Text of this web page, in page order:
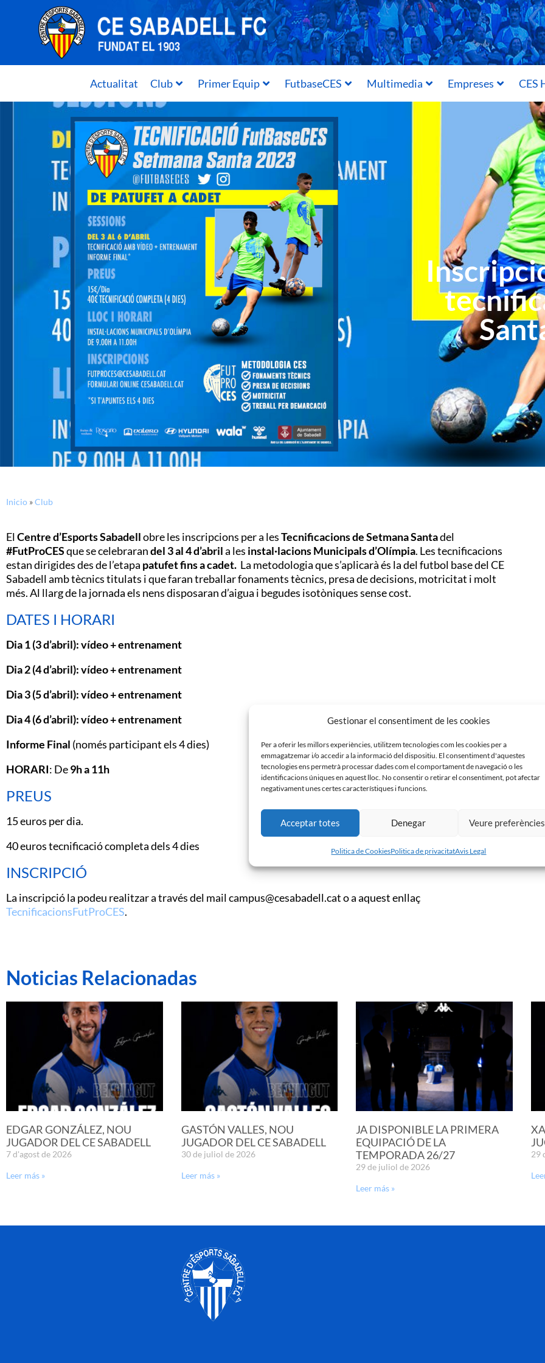
Gestionar el consentiment de les cookies
Per a oferir les millors experiències, utilitzem tecnologies com les cookies per a
emmagatzemar i/o accedir a la informació del dispositiu. El consentiment d'aquestes
tecnologies ens permetrà processar dades com el comportament de navegació o les
identificacions úniques en aquest lloc. No consentir o retirar el consentiment, pot afectar
negativament unes certes característiques i funcions.
Acceptar totes Denegar Veure preferències
Politica de CookiesPolitica de privacitatAvis Legal
Actualitat Club Primer Equip FutbaseCES Multimedia Empreses CES
Inicio »Club
ElCentre d’Esports Sabadellobre les inscripcions per a lesTecnificacions de Setmana Santadel
#FutProCESque se celebrarandel 3 al 4 d’abrila les instal·lacionsMunicipals d’Olímpia. Les tecnificacions
estan dirigides des de l’etapa patufet fins a cadet. La metodologia que s’aplicarà és la del futbol base del CE
Sabadell amb tècnics titulats i que faran treballar fonaments tècnics, presa de decisions, motricitat i molt
més. Al llarg de la jornada els nens disposaran d’aigua i begudes isotòniques sense cost.
DATES I HORARI
Dia 1 (3 d’abril): vídeo + entrenament
Dia 2 (4 d’abril): vídeo + entrenament
Dia 3 (5 d’abril): vídeo + entrenament
Dia 4 (6 d’abril): vídeo + entrenament
Informe Final (només participant els 4 dies)
HORARI: De9h a 11h
PREUS
15 euros per dia.
40 euros tecnificació completa dels 4 dies
INSCRIPCIÓ
La inscripció la podeu realitzar a través del mail campus@cesabadell.cat o a aquest enllaç
TecnificacionsFutProCES.
Noticias Relacionadas
EDGAR GONZÁLEZ, NOU
JUGADOR DEL CE SABADELL
7 d'agost de 2026
Leer más »
GASTÓN VALLES, NOU
JUGADOR DEL CE SABADELL
30 de juliol de 2026
Leer más »
JA DISPONIBLE LA PRIMERA
EQUIPACIÓ DE LA
TEMPORADA 26/27
29 de juliol de 2026
Leer más »
29